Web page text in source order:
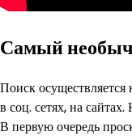
Самый
Поиск
в соц. сетях, на
В первую очередь